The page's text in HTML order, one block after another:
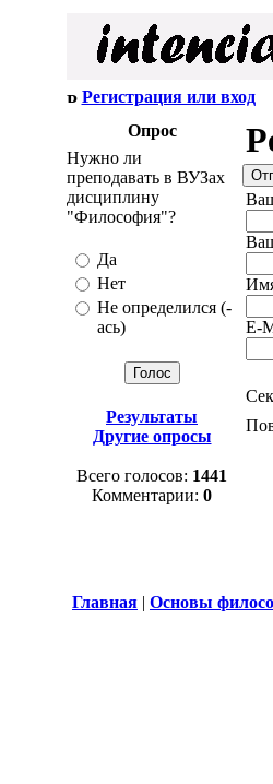
Регистрация или вход
Опрос
Нужно ли
преподавать в ВУЗах
дисциплину
"Философия"?
Да
Нет
Не определился (-
ась)
Результаты
Другие опросы
Всего голосов: 1441
Комментарии: 0
E-
Главная | Основы